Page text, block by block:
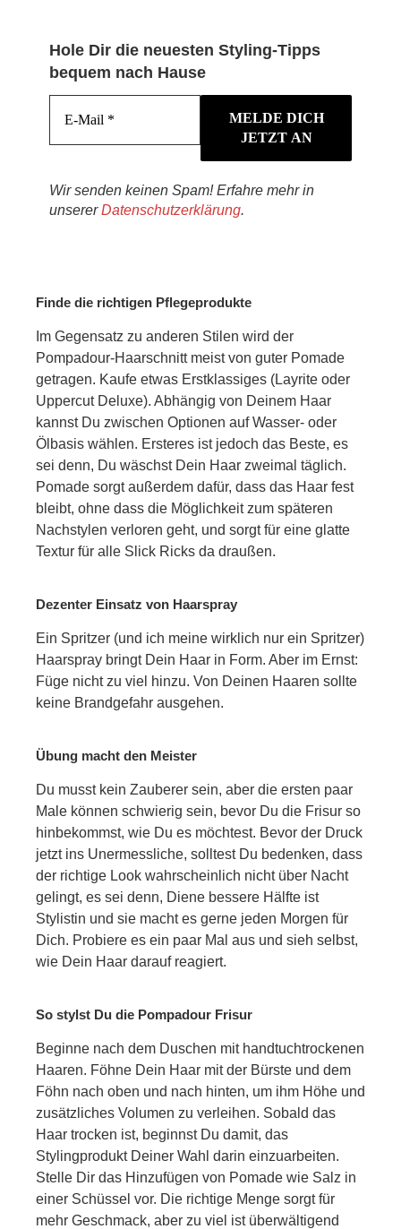
Hole Dir die neuesten Styling-Tipps
bequem nach Hause
Wir senden keinen Spam! Erfahre mehr in
unsererDatenschutzerklärung.
Finde die richtigen Pflegeprodukte
Im Gegensatz zu anderen Stilen wird der
Pompadour-Haarschnitt meist von guter Pomade
getragen. Kaufe etwas Erstklassiges (Layrite oder
Uppercut Deluxe). Abhängig von Deinem Haar
kannst Du zwischen Optionen auf Wasser- oder
Ölbasis wählen. Ersteres ist jedoch das Beste, es
sei denn, Du wäschst Dein Haar zweimal täglich.
Pomade sorgt außerdem dafür, dass das Haar fest
bleibt, ohne dass die Möglichkeit zum späteren
Nachstylen verloren geht, und sorgt für eine glatte
Textur für alle Slick Ricks da draußen.
Dezenter Einsatz von Haarspray
Ein Spritzer (und ich meine wirklich nur ein Spritzer)
Haarspray bringt Dein Haar in Form. Aber im Ernst:
Füge nicht zu viel hinzu. Von Deinen Haaren sollte
keine Brandgefahr ausgehen.
Übung macht den Meister
Du musst kein Zauberer sein, aber die ersten paar
Male können schwierig sein, bevor Du die Frisur so
hinbekommst, wie Du es möchtest. Bevor der Druck
jetzt ins Unermessliche, solltest Du bedenken, dass
der richtige Look wahrscheinlich nicht über Nacht
gelingt, es sei denn, Diene bessere Hälfte ist
Stylistin und sie macht es gerne jeden Morgen für
Dich. Probiere es ein paar Mal aus und sieh selbst,
wie Dein Haar darauf reagiert.
So stylst Du die Pompadour Frisur
Beginne nach dem Duschen mit handtuchtrockenen
Haaren. Föhne Dein Haar mit der Bürste und dem
Föhn nach oben und nach hinten, um ihm Höhe und
zusätzliches Volumen zu verleihen. Sobald das
Haar trocken ist, beginnst Du damit, das
Stylingprodukt Deiner Wahl darin einzuarbeiten.
Stelle Dir das Hinzufügen von Pomade wie Salz in
einer Schüssel vor. Die richtige Menge sorgt für
mehr Geschmack, aber zu viel ist überwältigend